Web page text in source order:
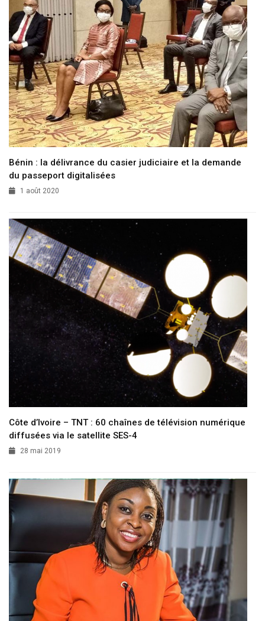
Bénin : la délivrance du casier judiciaire et la demande
du passeport digitalisées
1 août 2020
Côte d’Ivoire – TNT : 60 chaînes de télévision numérique
diffusées via le satellite SES-4
28 mai 2019